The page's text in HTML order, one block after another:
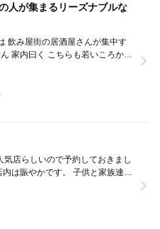
人が集まるリーズナブルな